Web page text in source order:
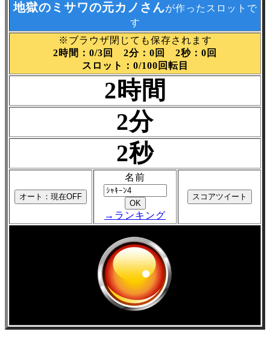
地獄のミサワの元カノさんが作ったスロットで
す
※ブラウザ閉じても保存されます
2時間：0/3回 2分：0回 2秒：0回
スロット：0/100回転目
2時間
2分
2秒
名前
→ランキング